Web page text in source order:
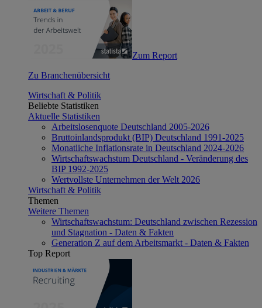
Zum Report
Zu Branchenübersicht
Wirtschaft & Politik
Beliebte Statistiken
Aktuelle Statistiken
Arbeitslosenquote Deutschland 2005-2026
Bruttoinlandsprodukt (BIP) Deutschland 1991-2025
Monatliche Inflationsrate in Deutschland 2024-2026
Wirtschaftswachstum Deutschland - Veränderung des
BIP 1992-2025
Wertvollste Unternehmen der Welt 2026
Wirtschaft & Politik
Themen
Weitere Themen
Wirtschaftswachstum: Deutschland zwischen Rezession
und Stagnation - Daten & Fakten
Generation Z auf dem Arbeitsmarkt - Daten & Fakten
Top Report